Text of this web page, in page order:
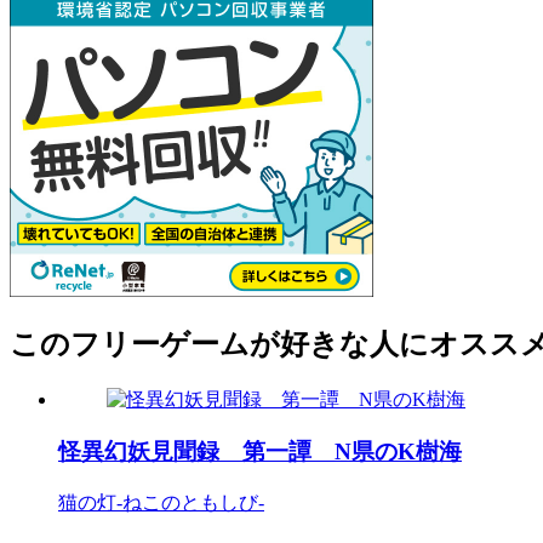
このフリーゲームが好きな人にオスス
怪異幻妖見聞録 第一譚 N県のK樹海
猫の灯-ねこのともしび-